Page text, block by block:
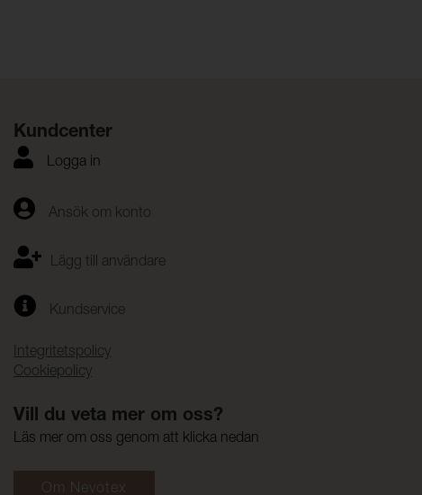
Kundcenter
Logga in
Ansök om konto
Lägg till användare
Kundservice
Integritetspolicy
Cookiepolicy
Vill du veta mer om oss?
Läs mer om oss genom att klicka nedan
Om Nevotex